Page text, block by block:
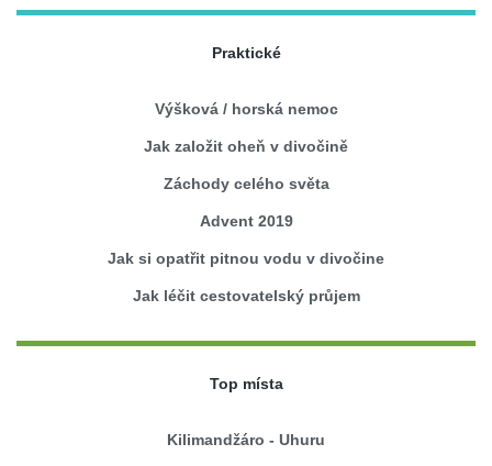
Praktické
Výšková / horská nemoc
Jak založit oheň v divočině
Záchody celého světa
Advent 2019
Jak si opatřit pitnou vodu v divočine
Jak léčit cestovatelský průjem
Top místa
Kilimandžáro - Uhuru